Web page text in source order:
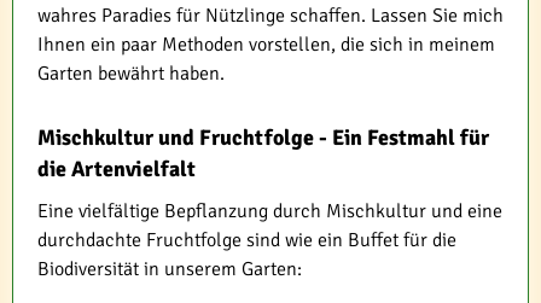
wahres Paradies für Nützlinge schaffen. Lassen Sie mich
Ihnen ein paar Methoden vorstellen, die sich in meinem
Garten bewährt haben.
Mischkultur und Fruchtfolge - Ein Festmahl für
die Artenvielfalt
Eine vielfältige Bepflanzung durch Mischkultur und eine
durchdachte Fruchtfolge sind wie ein Buffet für die
Biodiversität in unserem Garten: